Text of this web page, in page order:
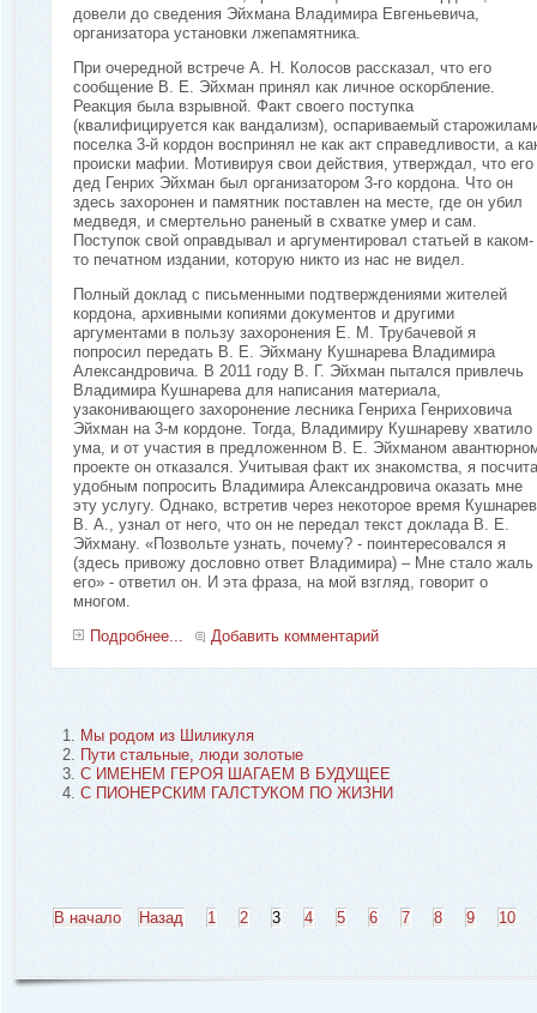
довели до сведения Эйхмана Владимира Евгеньевича,
организатора установки лжепамятника.
При очередной встрече А. Н. Колосов рассказал, что его
сообщение В. Е. Эйхман принял как личное оскорбление.
Реакция была взрывной. Факт своего поступка
(квалифицируется как вандализм), оспариваемый
поселка 3-й кордон воспринял не как акт справедливости, а
происки мафии. Мотивируя свои действия, утверждал, что его
дед Генрих Эйхман был организатором 3-го кордона. Что он
здесь захоронен и памятник поставлен на месте, где он убил
медведя, и смертельно раненый в схватке умер и сам.
Поступок свой оправдывал и аргументировал статьей в каком-
то печатном издании, которую никто из нас не видел.
Полный доклад с письменными подтверждениями жителей
кордона, архивными копиями документов и другими
аргументами в пользу захоронения Е. М. Трубачевой я
попросил передать В. Е. Эйхману Кушнарева Владимира
Александровича. В 2011 году В. Г. Эйхман пытался привлечь
Владимира Кушнарева для написания материала,
узаконивающего захоронение лесника Генриха Генриховича
Эйхман на 3-м кордоне. Тогда, Владимиру Кушнареву хватило
ума, и от участия в предложенном В. Е. Эйхманом
проекте он отказался. Учитывая факт их знакомства, я
удобным попросить Владимира Александровича оказать мне
эту услугу. Однако, встретив через некоторое время
В. А., узнал от него, что он не передал текст доклада В. Е.
Эйхману. «Позвольте узнать, почему? - поинтересовался я
(здесь привожу дословно ответ Владимира) – Мне стало жаль
его» - ответил он. И эта фраза, на мой взгляд, говорит о
многом.
Подробнее...
Добавить комментарий
Мы родом из Шиликуля
Пути стальные, люди золотые
С ИМЕНЕМ ГЕРОЯ ШАГАЕМ В БУДУЩЕЕ
С ПИОНЕРСКИМ ГАЛСТУКОМ ПО ЖИЗНИ
В начало Назад 1 2 3 4 5 6 7 8 9 10